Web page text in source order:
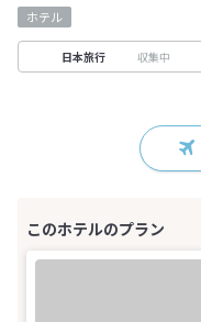
ホテル
日本旅行 収集中